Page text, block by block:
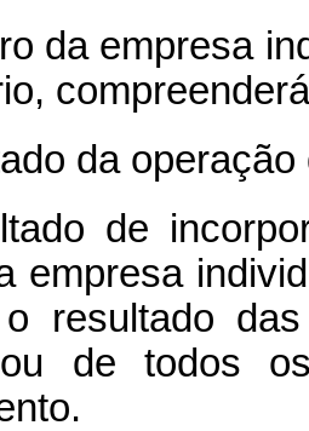
da empresa
da
de
empresa
o resultado
ou de todos